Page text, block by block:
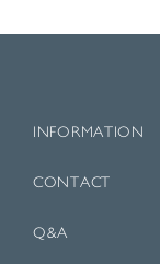
INFORMATION
CONTACT
Q&A